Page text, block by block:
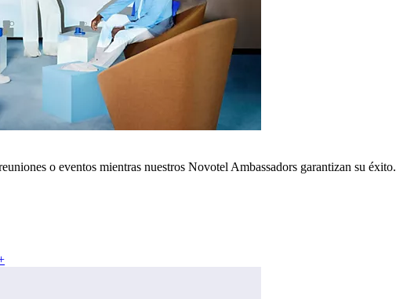
o eventos mientras nuestros Novotel Ambassadors garantizan su éxito.